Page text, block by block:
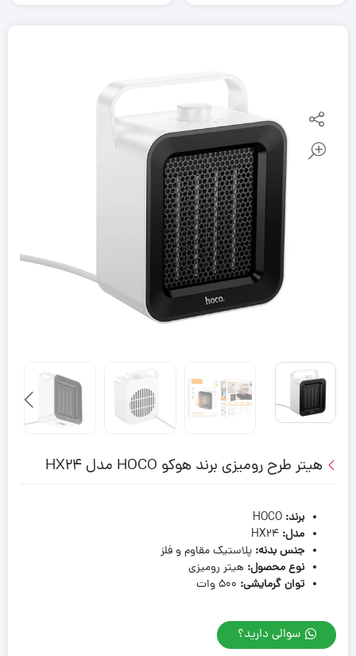
هیتر طرح رومیزی برند هوکو HOCO مدل HX24
برند:
مدل:
جنس بدنه: پلاستیک مقاوم و فلز
نوع محصول: هیتر رومیزی
توان گرمایشی:
سوالی دارید؟